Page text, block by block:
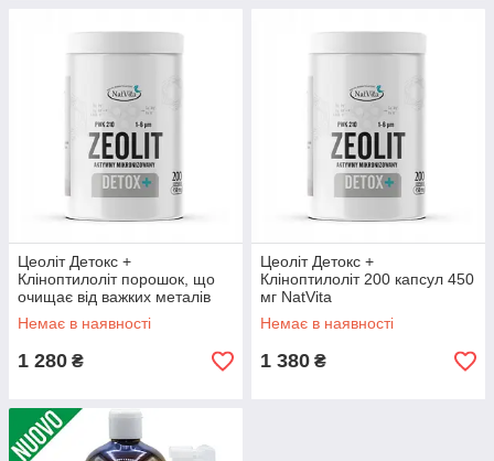
Цеоліт Детокс +
Кліноптилоліт порошок, що
очищає від важких металів
100 г
Немає в наявності
1 280 ₴
Цеоліт Детокс +
Кліноптилоліт 200 капсул 450
мг NatVita
Немає в наявності
1 380 ₴